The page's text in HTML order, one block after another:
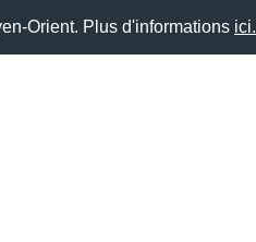
Orient. Plus d'informations ici.